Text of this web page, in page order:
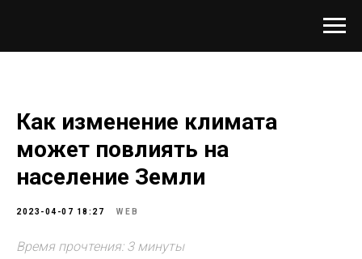
Как изменение климата
может повлиять на
население Земли
2023-04-07 18:27 WEB
Время прочтения: 3 минуты